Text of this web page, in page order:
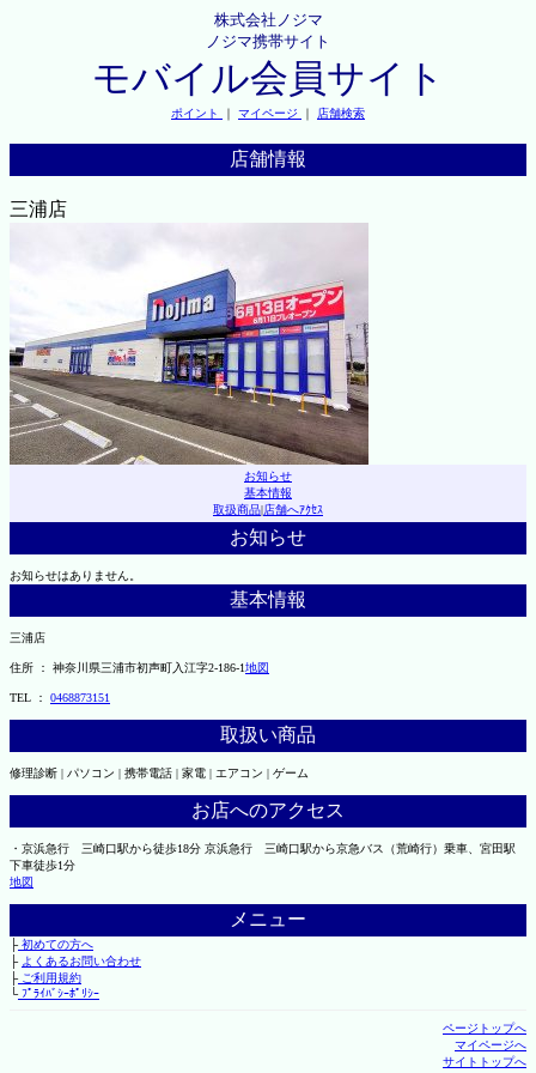
株式会社ノジマ
ノジマ携帯サイト
モバイル会員サイト
ポイント ｜ マイページ ｜ 店舗検索
店舗情報
三浦店
お知らせ
基本情報
取扱商品|店舗へｱｸｾｽ
お知らせ
お知らせはありません。
基本情報
三浦店
住所 ： 神奈川県三浦市初声町入江字2-186-1地図
TEL ： 0468873151
取扱い商品
修理診断 | パソコン | 携帯電話 | 家電 | エアコン | ゲーム
お店へのアクセス
・京浜急行 三崎口駅から徒歩18分 京浜急行 三崎口駅から京急バス（荒崎行）乗車、宮田駅
下車徒歩1分
地図
メニュー
├初めての方へ
├ よくあるお問い合わせ
├ご利用規約
└ﾌﾟﾗｲﾊﾞｼｰﾎﾟﾘｼｰ
ページトップへ
マイページへ
サイトトップへ